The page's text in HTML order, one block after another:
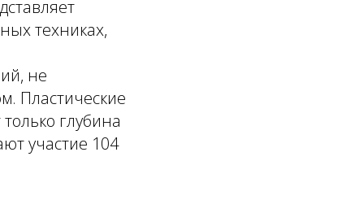
техниках,
не
Пластические
глубина
участие 104